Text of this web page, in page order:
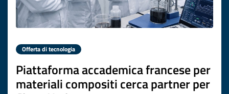
Offerta di tecnologia
Piattaforma accademica francese per
materiali compositi cerca partner per